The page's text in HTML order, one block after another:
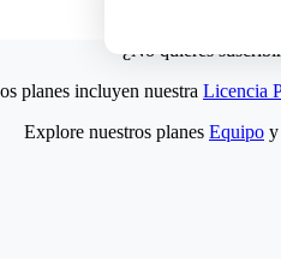
¿No quieres
planes incluyen nuestra Licencia
Explore nuestros planes Equipo y